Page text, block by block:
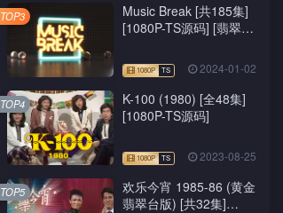
Music Break [共185集]
[1080P-TS源码] [翡翠
2024-01-02
TOP3
K-100 (1980) [全48集]
[1080P-TS源码]
2023-08-25
TOP4
欢乐今宵 1985-86 (黄金
翡翠台版) [共32集]
TOP5